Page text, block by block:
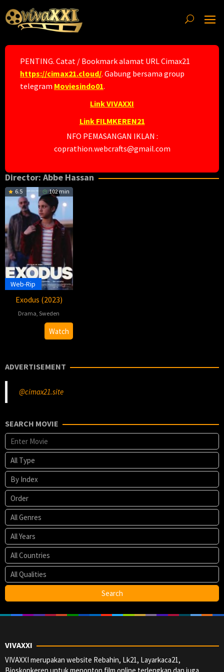
to
content
PENTING. Catat / Bookmark alamat URL Cimax21
https://cimax21.cloud/. Gabung bersama group
telegram Moviesindo01.
Link VIVAXXI
Link FILMKEREN21
NFO PEMASANGAN IKLAN :
coprathion.webcrafts@gmail.com
Director: Abbe Hassan
6.5 102 min
Web-Rip
Exodus (2023)
Drama ,Sweden
Mar
Abbe
Hassan
Watch
ADVERTISEMENT
@cimax21.site
SEARCH MOVIE
VIVAXXI
VIVAXXI merupakan website Rebahin, Lk21, Layarkaca21,